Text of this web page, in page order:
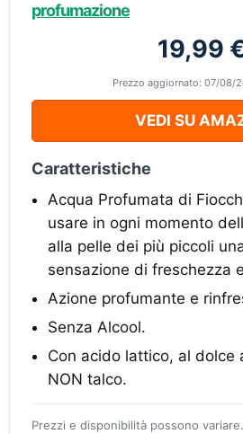
profumazione
19,99
Prezzo aggiornato: 07/08/
VEDI SU
Caratteristiche
Acqua Profumata di
usare in ogni momento
alla pelle dei più piccoli
sensazione di freschezza
Azione profumante e
Senza Alcool.
Con acido lattico, al dolce
NON talco.
Prezzi e disponibilità possono